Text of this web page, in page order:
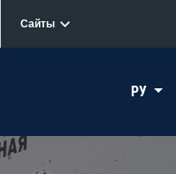
Сайты
РУ